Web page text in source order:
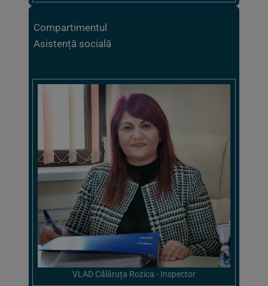
Compartimentul
Asistență socială
VLAD Călăruța Rozica - Inspector